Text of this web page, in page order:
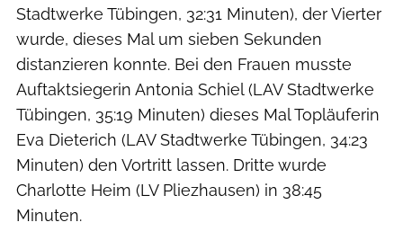
Stadtwerke Tübingen, 32:31 Minuten), der Vierter
wurde, dieses Mal um sieben Sekunden
distanzieren konnte. Bei den Frauen musste
Auftaktsiegerin Antonia Schiel (LAV Stadtwerke
Tübingen, 35:19 Minuten) dieses Mal Topläuferin
Eva Dieterich (LAV Stadtwerke Tübingen, 34:23
Minuten) den Vortritt lassen. Dritte wurde
Charlotte Heim (LV Pliezhausen) in 38:45
Minuten.